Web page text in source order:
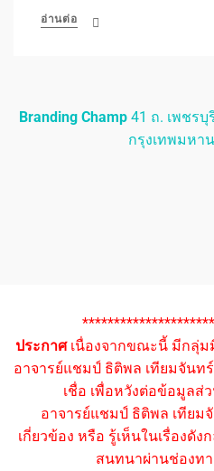
อ่านต่อ
Branding Champ 41 ถ. เพชร
กรุงเทพมหา
ประกาศเนื่องจากขณะนี้ มีกลุ่ม
อาจารย์แชมป์ ธิติพล เทียมจันท
เชื่อ เพื่อหวังต่อข้อมูล
อาจารย์แชมป์ ธิติพล เทียม
เกี่ยวข้อง หรือ รู้เห็นในเรื่องดั
สนทนาผ่านช่องท